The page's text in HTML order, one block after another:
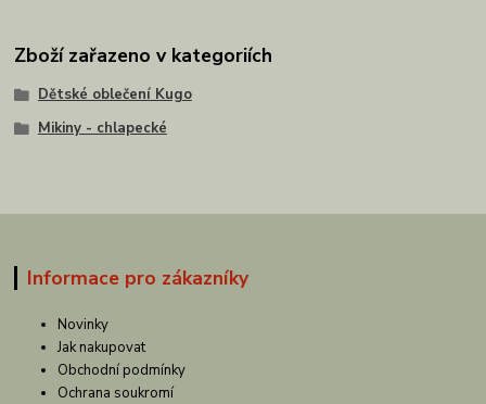
Zboží zařazeno v kategoriích
Dětské oblečení Kugo
Mikiny - chlapecké
Informace pro zákazníky
Novinky
Jak nakupovat
Obchodní podmínky
Ochrana soukromí